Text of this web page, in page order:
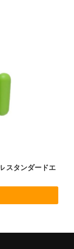
スタンダードエ